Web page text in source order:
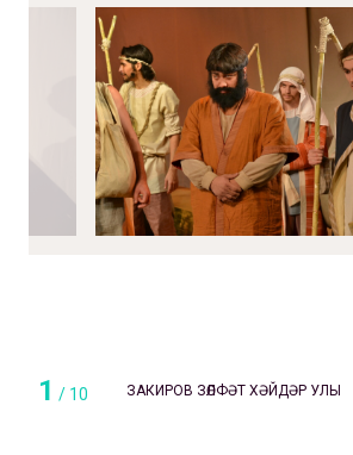
1 / 10 ЗАКИРОВ ЗӨЛФӘТ ХӘЙДӘР УЛЫ